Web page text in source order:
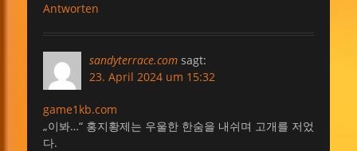
Antworten
sandyterrace.com sagt:
23. April 2024 um 15:32
game1kb.com
„이봐…“ 홍지황제는 우울한 한숨을 내쉬며 고개를 저었
다.